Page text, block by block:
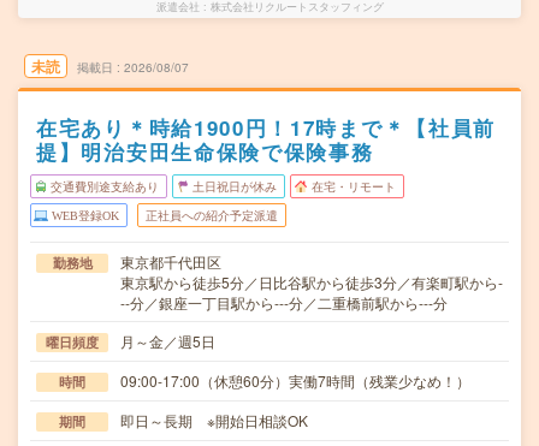
派遣会社 株式会社リクルートスタッフィング
未読 掲載日 2026/08/07
在宅あり＊時給1900円！17時まで＊【社員前
提】明治安田生命保険で保険事務
交通費別途支給あり 土日祝日が休み 在宅・リモート
WEB登録OK 正社員への紹介予定派遣
勤務地
東京都千代田区
東京駅から徒歩5分／日比谷駅から徒歩3分／有楽町駅から-
--分／銀座一丁目駅から---分／二重橋前駅から---分
曜日頻度 月～金／週5日
時間 09:00-17:00（休憩60分）実働7時間（残業少なめ！）
期間 即日～長期 ※開始日相談OK